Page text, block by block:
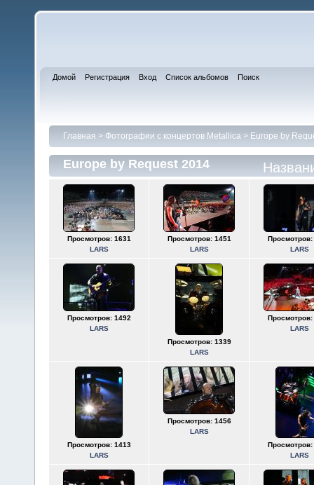
Домой Регистрация Вход Список альбомов Поиск
Главная > Фотографии с концертов Metallica > Europe by
Europe by Request 2014
Просмотров: 1631
LARS
Просмотров: 1451
LARS
Просмотров:
LARS
Просмотров: 1492
LARS
Просмотров: 1339
LARS
Просмотров:
LARS
Просмотров: 1413
LARS
Просмотров: 1456
LARS
Просмотров:
LARS